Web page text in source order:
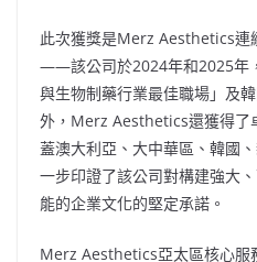
此次獲獎是Merz Aesthetics連
——該公司於2024年和2025年
與生物制藥行業最佳職場」及
外，Merz Aesthetics還獲得了
蓋澳大利亞、大中華區、韓國
一步印證了該公司對構建強大
能的企業文化的堅定承諾。
Merz Aesthetics亞太區核心服